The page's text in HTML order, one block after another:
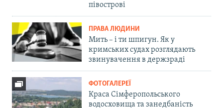
півострові
ПРАВА ЛЮДИНИ
Мить – і ти шпигун. Як у
кримських судах розглядають
звинувачення в держзраді
ФОТОГАЛЕРЕЇ
Краса Сімферопольського
водосховища та занедбаність